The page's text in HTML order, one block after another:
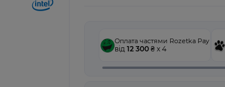
Оплата частями Rozetka Pay
від 12 300 ₴ x 4